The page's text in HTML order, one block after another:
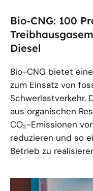
Bio-CNG: 100
Diesel
Bio-CNG bietet
zum Einsatz von
Schwerlastverkehr.
aus organischen
CO₂-Emissionen
reduzieren und so
Betrieb zu